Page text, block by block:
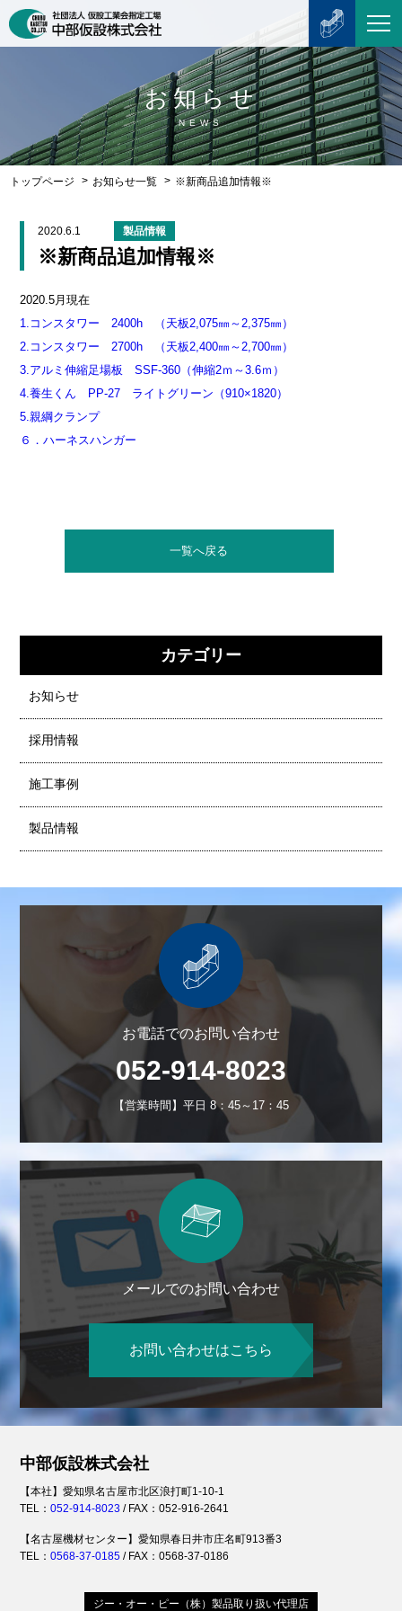
お知らせ
NEWS
トップページ お知らせ一覧 ※新商品追加情報※
2020.6.1 製品情報
※新商品追加情報※
2020.5月現在
1.コンスタワー 2400h （天板2,075㎜～2,375㎜）
2.コンスタワー 2700h （天板2,400㎜～2,700㎜）
3.アルミ伸縮足場板 SSF-360（伸縮2ｍ～3.6ｍ）
4.養生くん PP-27 ライトグリーン（910×1820）
5.親綱クランプ
６．ハーネスハンガー
一覧へ戻る
カテゴリー
お知らせ
採用情報
施工事例
製品情報
お電話でのお問い合わせ
052-914-8023
【営業時間】平日 8：45～17：45
メールでのお問い合わせ
お問い合わせはこちら
中部仮設株式会社
【本社】愛知県名古屋市北区浪打町1-10-1
TEL：052-914-8023 / FAX：052-916-2641
【名古屋機材センター】愛知県春日井市庄名町913番3
TEL：0568-37-0185 / FAX：0568-37-0186
ジー・オー・ピー（株）製品取り扱い代理店